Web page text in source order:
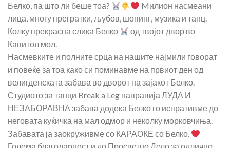
Белко, па што ли беше тоа?
Mилион насмеани
лица, многу прегратки, љубов, шопинг, музика и танц.
Колку прекрасна слика Белко
од твојот двор во
Капитол мол.
Насмевките и полните срца на нашите најмили говорат
и повеќе за тоа како си поминавме на првиот ден од
велигденската забава во дворот на зајакот Белко.
Студиото за танци Break a Leg направија ЛУДА И
НЕЗАБОРАВНА забава додека Белко го испративме до
неговата куќичка на мал одмор и неколку морковчиња.
Забавата ја заокруживме со КАРАОКЕ со Белко.